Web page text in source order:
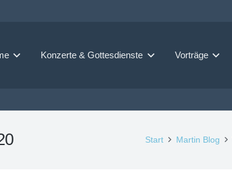
Konzerte & Gottesdienste Vorträge
Start Martin Blog